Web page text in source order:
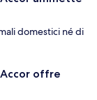
domestici né di
offre